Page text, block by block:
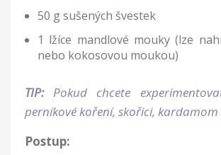
50 g sušených švestek
1 lžíce mandlové mouky (lze
nebo kokosovou moukou)
TIP:Pokud chcete
perníkové koření, skořici,
Postup: